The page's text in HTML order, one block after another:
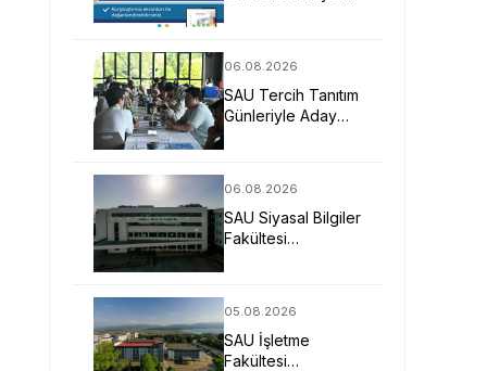
06.08.2026
SAU Tercih Tanıtım
Günleriyle Aday
06.08.2026
SAU Siyasal Bilgiler
Fakültesi
Bekliyor
05.08.2026
SAU İşletme
Fakültesi